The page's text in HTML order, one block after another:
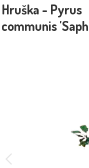
Hruška - Pyrus
communis